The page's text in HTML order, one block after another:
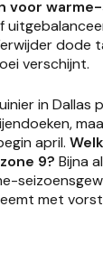
voor
dode
verschijnt.
in Dallas
april.
9? Bijna
met